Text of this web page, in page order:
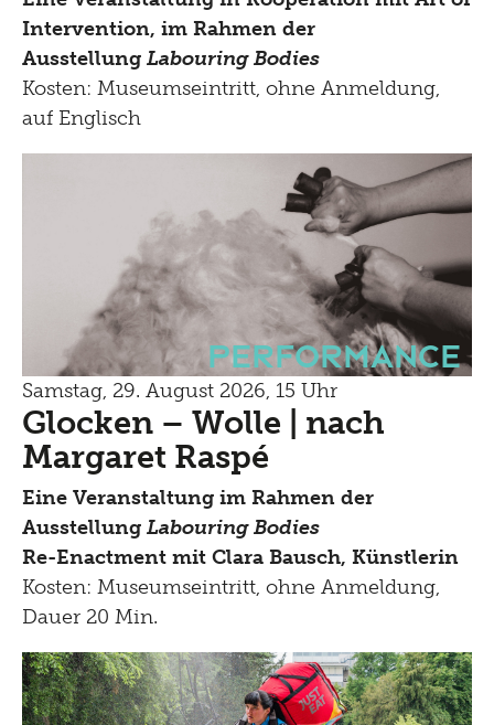
Intervention, im Rahmen der
Ausstellung Labouring Bodies
Kosten: Museumseintritt, ohne Anmeldung,
auf Englisch
Performance
Samstag, 29. August 2026, 15 Uhr
Glocken – Wolle | nach
Margaret Raspé
Eine Veranstaltung im Rahmen der
Ausstellung Labouring Bodies
Re-Enactment mit Clara Bausch, Künstlerin
Kosten: Museumseintritt, ohne Anmeldung,
Dauer 20 Min.